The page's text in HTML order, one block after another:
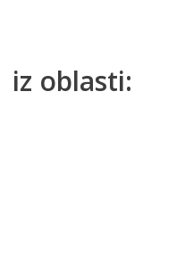
iz oblasti: